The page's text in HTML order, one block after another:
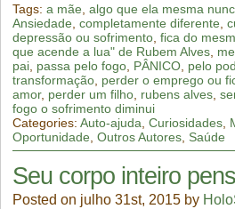
Tags: a mãe algo que ela mesma
Ansiedade completamente diferente
depressão ou sofrimento, fica do
que acende a lua" de Rubem Alves,
pai, passa pelo fogo, PÂNICO, pelo
transformação, perder o emprego ou
amor, perder um filho, rubens alves,
fogo o sofrimento diminui
Categories: Auto-ajuda Curiosidades,
Oportunidade Outros Autores, Saúde
Seu corpo inteiro
Posted on julho 31st, 2015 by